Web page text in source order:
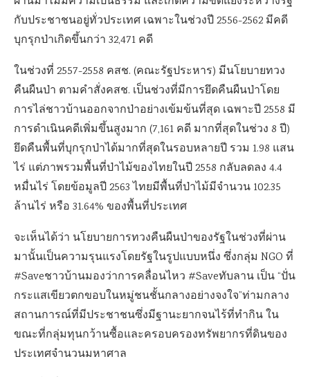
กับประชาชนอยู่ทั่วประเทศ เฉพาะในช่วงปี 2556-2562 มีคดี
บุกรุกป่าเกิดขึ้นกว่า 32,471 คดี
ในช่วงที่ 2557-2558 คสช. (คณะรัฐประหาร) มีนโยบายทวง
คืนผืนป่า ตามคำสั่งคสช. เป็นช่วงที่มีการยึดคืนผืนป่าโดย
การไล่ชาวบ้านออกจากป่าอย่างเข้มข้นที่สุด เฉพาะปี 2558 มี
การดำเนินคดีเพิ่มขึ้นสูงมาก (7,161 คดี มากที่สุดในช่วง 8 ปี)
ยึดคืนพื้นที่บุกรุกป่าได้มากที่สุดในรอบหลายปี รวม 1.98 แสน
ไร่ แต่ภาพรวมพื้นที่ป่าไม้ของไทยในปี 2558 กลับลดลง 4.4
หมื่นไร่ โดยข้อมูลปี 2563 ไทยมีพื้นที่ป่าไม้มีจำนวน 102.35
ล้านไร่ หรือ 31.64% ของพื้นที่ประเทศ
จะเห็นได้ว่า นโยบายการทวงคืนผืนป่าของรัฐในช่วงที่ผ่าน
มานั้นเป็นความรุนแรงโดยรัฐในรูปแบบหนึ่ง ซึ่งกลุ่ม NGO ที่
#Saveชาวบ้านมองว่าการคลื่อนไหว #Saveทับลาน เป็น “ปั่น
กระแสเขียวตกขอบในหมู่ชนชั้นกลางอย่างจงใจ”ท่ามกลาง
สถานการณ์ที่มีประชาชนซึ่งมีฐานะยากจนไร้ที่ทำกิน ใน
ขณะที่กลุ่มทุนกว้านซื้อและครอบครองทรัพยากรที่ดินของ
ประเทศจำนวนมหาศาล